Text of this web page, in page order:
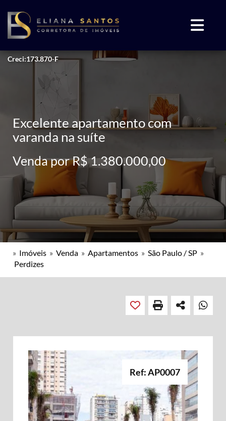
Creci:173.870-F
Excelente apartamento com
varanda na suíte
Venda por R$ 1.380.000,00
» Imóveis » Venda » Apartamentos » São Paulo / SP »
Perdizes
Ref: AP0007